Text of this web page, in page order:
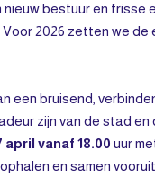
bestuur en frisse
2026 zetten we
een bruisend,
zijn van de stad en
april vanaf 18.00 uur
en samen